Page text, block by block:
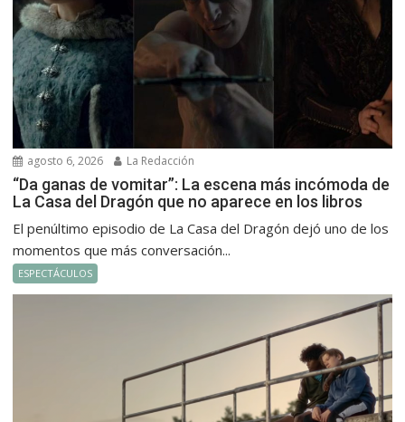
agosto 6, 2026 La Redacción
“Da ganas de vomitar”: La escena más incómoda de
La Casa del Dragón que no aparece en los libros
El penúltimo episodio de La Casa del Dragón dejó uno de los
momentos que más conversación...
ESPECTÁCULOS